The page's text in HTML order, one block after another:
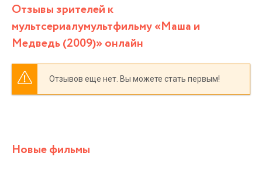
Отзывы зрителей к
мультсериалумультфильму «Маша и
Медведь (2009)» онлайн
Отзывов еще нет. Вы можете стать первым!
Новые фильмы